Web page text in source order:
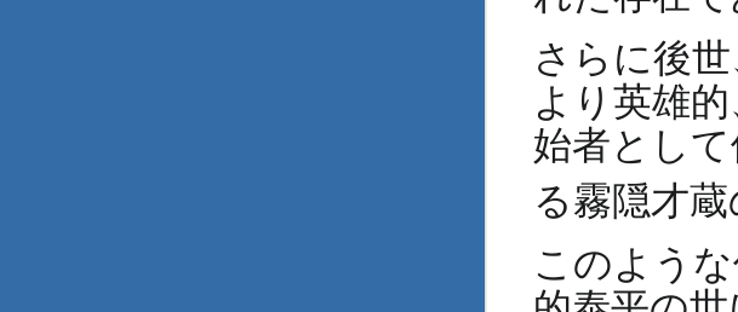
さらに後
より英雄
始者とし
る霧隠才
このよう